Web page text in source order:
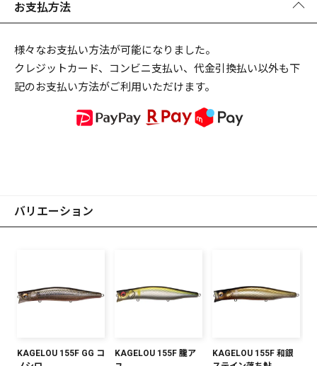
リセット この内容で検索する
お支払方法
様々なお支払い方法が可能になりました。
クレジットカード、コンビニ支払い、代金引換払い以外も下
記のお支払い方法がご利用いただけます。
バリエーション
KAGELOU 155F GG コ
KAGELOU 155F 朧ア
KAGELOU 155F 和銀